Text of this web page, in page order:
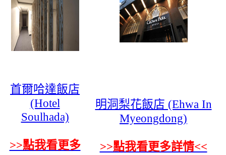
首爾哈達飯店
(Hotel
Soulhada)
>>點我看更多
明洞梨花飯店 (Ehwa In
Myeongdong)
>>點我看更多詳情<<